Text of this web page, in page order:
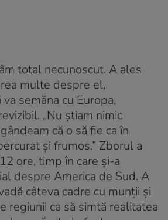
total necunoscut. A ales
multe despre el,
semăna cu Europa,
„Nu știam nimic
că o să fie ca în
și frumos.” Zborul a
ore, timp în care și-a
despre America de Sud. A
câteva cadre cu munții și
regiunii ca să simtă realitatea